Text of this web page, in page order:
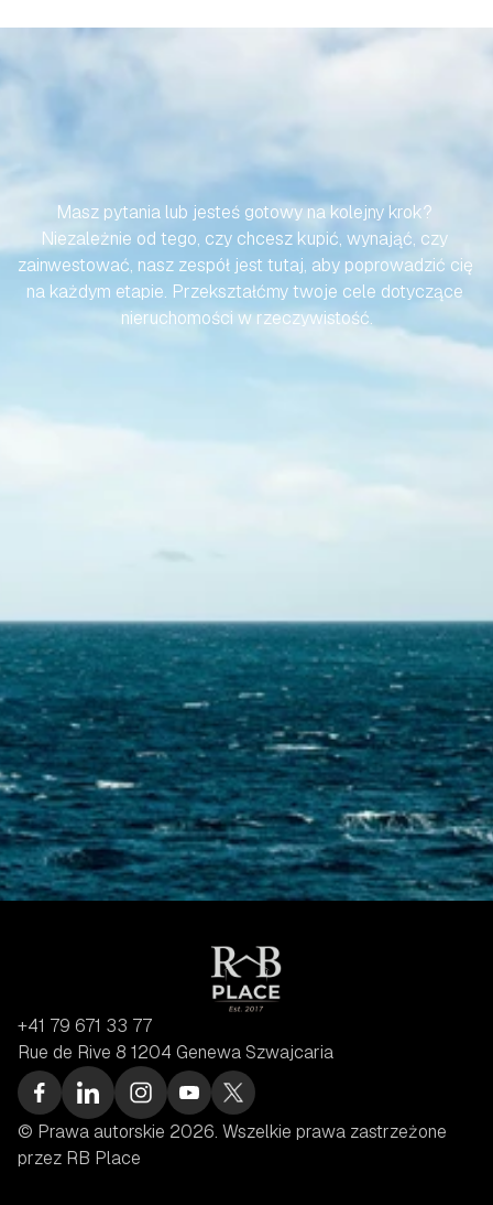
BEZWYSIŁKOWA
Masz pytania lub jesteś gotowy na kolejny krok?
Niezależnie od tego, czy chcesz kupić, wynająć, czy
zainwestować, nasz zespół jest tutaj, aby poprowadzić cię
na każdym etapie. Przekształćmy twoje cele dotyczące
nieruchomości w rzeczywistość.
Skontaktuj się z nami
+41 79 671 33 77
Rue de Rive 8 1204 Genewa Szwajcaria
© Prawa autorskie 2026. Wszelkie prawa zastrzeżone
przez RB Place